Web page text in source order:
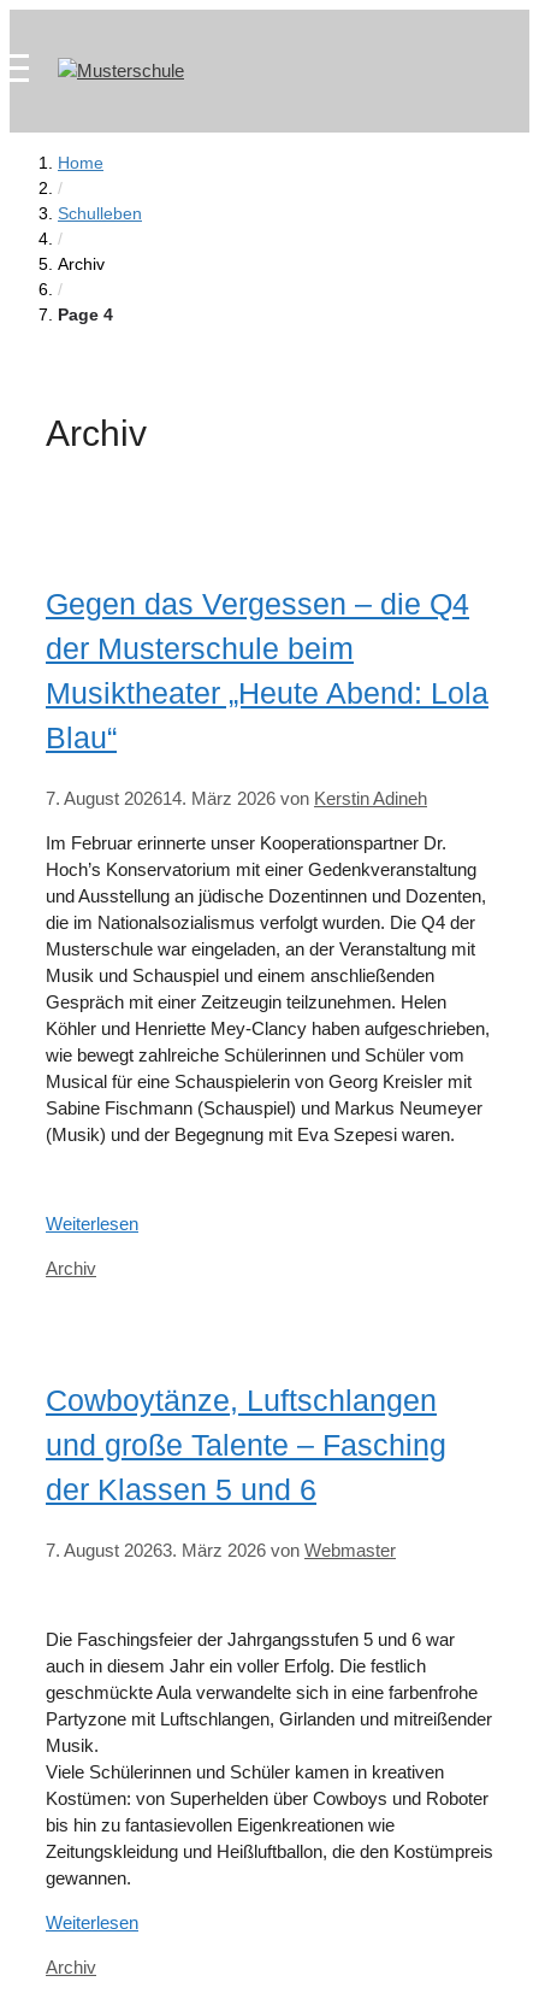
springen
content
Home
/
Schulleben
/
Archiv
/
Page 4
Archiv
Gegen das Vergessen – die Q4
der Musterschule beim
Musiktheater „Heute Abend: Lola
Blau“
7. August 202614. März 2026 von Kerstin Adineh
Im Februar erinnerte unser Kooperationspartner Dr.
Hoch’s Konservatorium mit einer Gedenkveranstaltung
und Ausstellung an jüdische Dozentinnen und Dozenten,
die im Nationalsozialismus verfolgt wurden. Die Q4 der
Musterschule war eingeladen, an der Veranstaltung mit
Musik und Schauspiel und einem anschließenden
Gespräch mit einer Zeitzeugin teilzunehmen. Helen
Köhler und Henriette Mey-Clancy haben aufgeschrieben,
wie bewegt zahlreiche Schülerinnen und Schüler vom
Musical für eine Schauspielerin von Georg Kreisler mit
Sabine Fischmann (Schauspiel) und Markus Neumeyer
(Musik) und der Begegnung mit Eva Szepesi waren.
Weiterlesen
Kategorien
Archiv
Cowboytänze, Luftschlangen
und große Talente – Fasching
der Klassen 5 und 6
7. August 20263. März 2026 von Webmaster
Die Faschingsfeier der Jahrgangsstufen 5 und 6 war
auch in diesem Jahr ein voller Erfolg. Die festlich
geschmückte Aula verwandelte sich in eine farbenfrohe
Partyzone mit Luftschlangen, Girlanden und mitreißender
Musik.
Viele Schülerinnen und Schüler kamen in kreativen
Kostümen: von Superhelden über Cowboys und Roboter
bis hin zu fantasievollen Eigenkreationen wie
Zeitungskleidung und Heißluftballon, die den Kostümpreis
gewannen.
Weiterlesen
Kategorien
Archiv